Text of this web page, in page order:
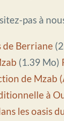
pas à
de Berriane
(1.39 Mo)
de Mzab
à
les oasis